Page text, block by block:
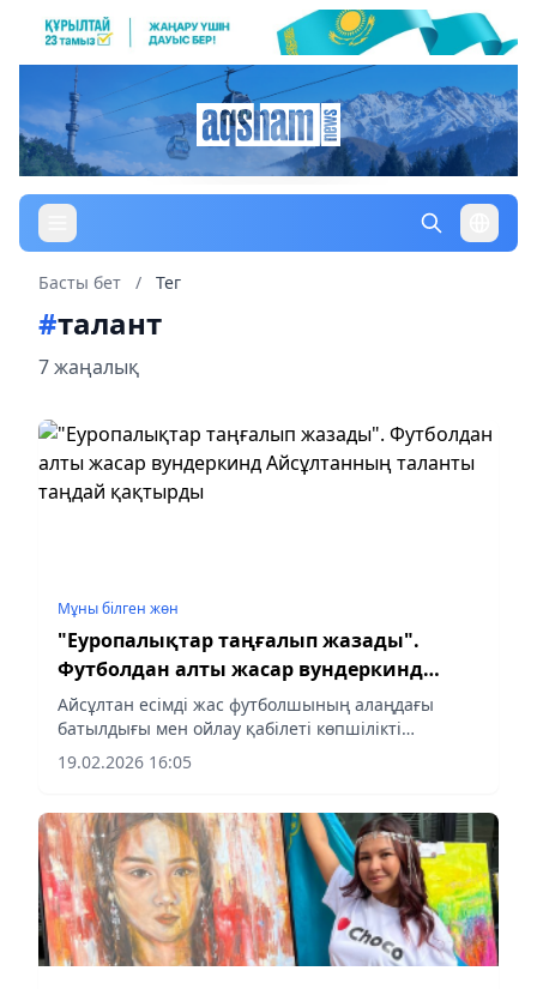
Басты бет / Тег
#талант
7 жаңалық
Мұны білген жөн
"Еуропалықтар таңғалып жазады".
Футболдан алты жасар вундеркинд
Айсұлтанның таланты таңдай
қақтырды
Айсұлтан есімді жас футболшының алаңдағы
батылдығы мен ойлау қабілеті көпшілікті
таңғалдырды. Оның талантына тәнті болған
көпшілік түрлі пікір қалдырып, болашағынан
19.02.2026 16:05